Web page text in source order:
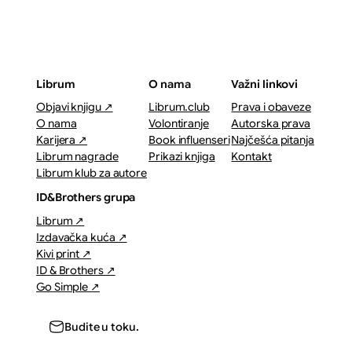
Librum
Objavi knjigu ↗
O nama
Karijera ↗
Librum nagrade
Librum klub za autore
O nama
Librum.club
Volontiranje
Book influenseri
Prikazi knjiga
Važni linkovi
Prava i obaveze
Autorska prava
Najčešća pitanja
Kontakt
ID&Brothers grupa
Librum ↗
Izdavačka kuća ↗
Kivi print ↗
ID & Brothers ↗
Go Simple ↗
Budite u toku.